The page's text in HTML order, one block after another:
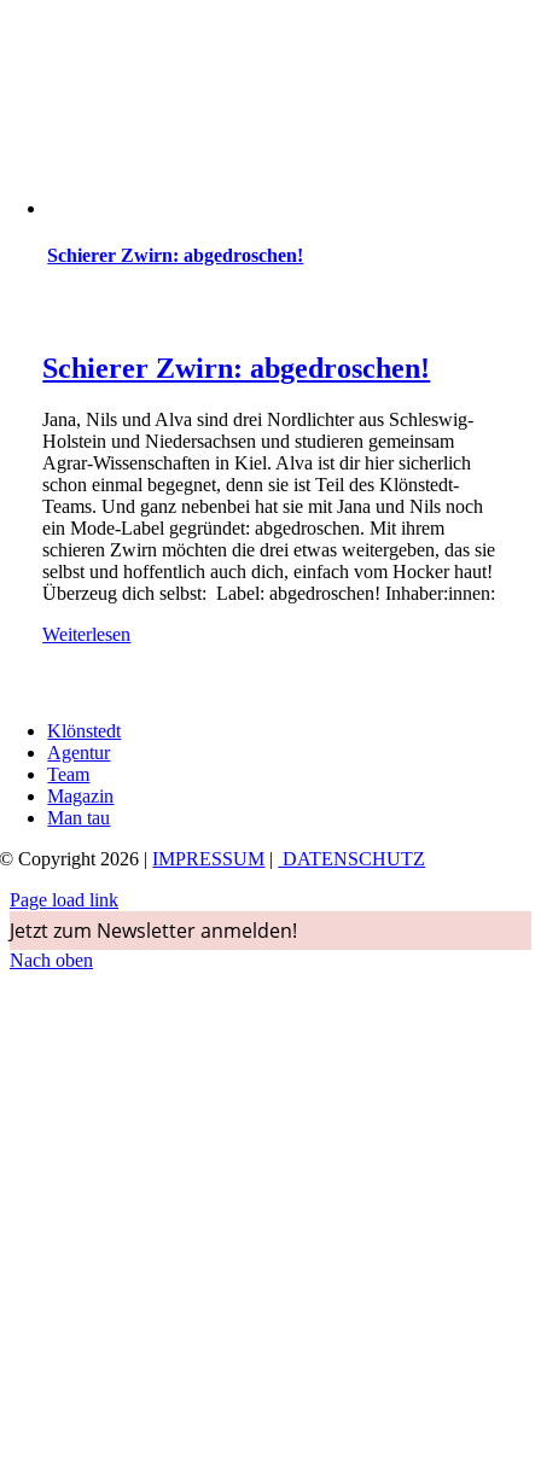
Schierer Zwirn: abgedroschen!
Schierer Zwirn: abgedroschen!
Jana, Nils und Alva sind drei Nordlichter aus Schleswig-
Holstein und Niedersachsen und studieren gemeinsam
Agrar-Wissenschaften in Kiel. Alva ist dir hier sicherlich
schon einmal begegnet, denn sie ist Teil des Klönstedt-
Teams. Und ganz nebenbei hat sie mit Jana und Nils noch
ein Mode-Label gegründet: abgedroschen. Mit ihrem
schieren Zwirn möchten die drei etwas weitergeben, das sie
selbst und hoffentlich auch dich, einfach vom Hocker haut!
Überzeug dich selbst: Label: abgedroschen! Inhaber:innen:
Weiterlesen
Klönstedt
Agentur
Team
Magazin
Man tau
© Copyright 2026 |IMPRESSUM | DATENSCHUTZ
Page load link
Jetzt zum Newsletter anmelden!
Nach oben